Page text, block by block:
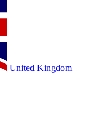
United Kingdom